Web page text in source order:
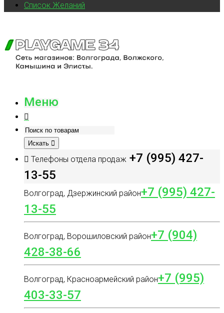
Список Желаний
Меню
Искать
Телефоны отдела продаж +7 (995) 427-
13-55
Волгоград, Дзержинский район+7 (995) 427-
13-55
Волгоград, Ворошиловский район+7 (904)
428-38-66
Волгоград, Красноармейский район+7 (995)
403-33-57